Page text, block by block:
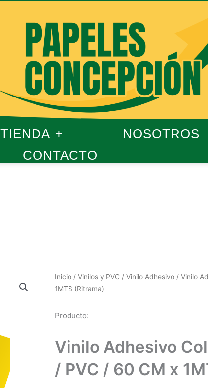
TIENDA
NOSOTROS
CONTACTO
Inicio / Vinilos y PVC / Vinilo Adhesivo / Vinilo
1MTS (Ritrama)
Producto:
Vinilo Adhesivo
/ PVC / 60 CM x